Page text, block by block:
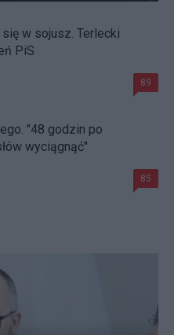
się w sojusz. Terlecki
PiS
89
"48 godzin po
wyciągnąć"
85